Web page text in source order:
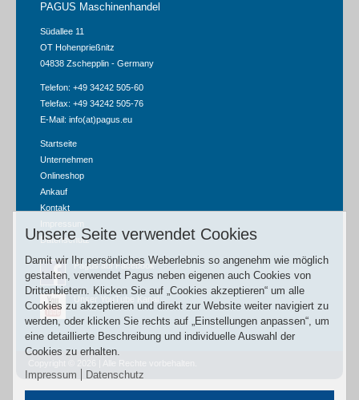
PAGUS Maschinenhandel
Südallee 11
OT Hohenprießnitz
04838 Zschepplin - Germany
Telefon: +49 34242 505-60
Telefax: +49 34242 505-76
E-Mail: info(at)pagus.eu
Startseite
Unternehmen
Onlineshop
Ankauf
Kontakt
Impressum
Datenschutz
Pagus auf Facebook
Unser YouTube Kanal
Unsere Seite verwendet Cookies
Damit wir Ihr persönliches Weberlebnis so angenehm wie möglich
gestalten, verwendet Pagus neben eigenen auch Cookies von
Drittanbietern. Klicken Sie auf „Cookies akzeptieren“ um alle
Cookies zu akzeptieren und direkt zur Website weiter navigiert zu
werden, oder klicken Sie rechts auf „Einstellungen anpassen“, um
eine detaillierte Beschreibung und individuelle Auswahl der
Cookies zu erhalten.
Impressum
Datenschutz